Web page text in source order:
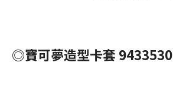
◎寶可夢造型卡套 9433530